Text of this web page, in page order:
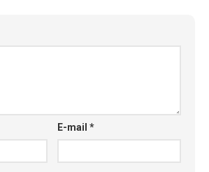
E-mail*